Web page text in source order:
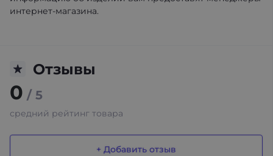
интернет-магазина.
Отзывы
0 / 5
средний рейтинг товара
+ Добавить отзыв